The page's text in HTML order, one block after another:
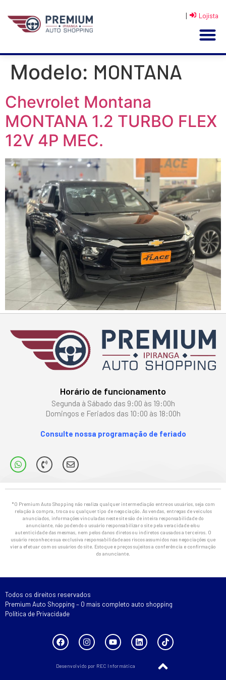
| Lojista
Modelo: MONTANA
Chevrolet Montana
MONTANA 1.2 TURBO FLEX
12V 4P MEC.
Horário de funcionamento
Segunda à Sábado das 9:00 às 19:00h
Domingos e Feriados das 10:00 às 18:00h
Consulte nossa programação de feriado
*O Premium Auto Shopping não realiza qualquer intermediação entre os usuários, seja com
relação à compra, troca ou qualquer tipo de negociação. As vendas, entregas de veículos
anunciados, informações vinculadas neste site são de inteira responsabilidade do
anunciante, não podendo o usuário responsabilizar o site pela veracidade e/ou
autenticidade das mesmas, nem pelos danos diretos ou indiretos causados a terceiros. O
usuário reconhece sua exclusiva responsabilidade aos riscos assumidos nas negociações que
vier a efetuar com os usuários do site. Estoque e preços sujeitos a conferência e confirmação
do anunciante.
Todos os direitos reservados
Premium Auto Shopping – O mais completo auto shopping
Política de Privacidade
Desenvolvido por REC Informática